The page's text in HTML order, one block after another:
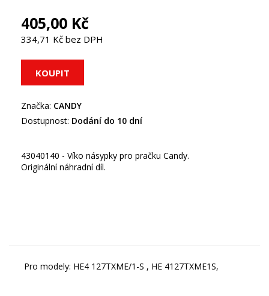
405,00 Kč
334,71 Kč bez DPH
Značka: CANDY
Dostupnost: Dodání do 10 dní
43040140 - Víko násypky pro pračku Candy.
Originální náhradní díl.
Pro modely: HE4 127TXME/1-S , HE 4127TXME1S,